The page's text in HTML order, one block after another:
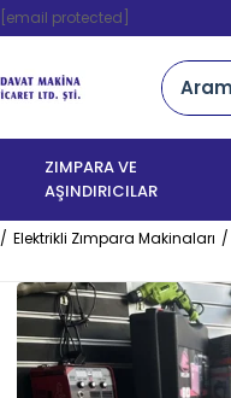
[email protected]
ZIMPARA VE
AŞINDIRICILAR
Elektrikli Zımpara Makinaları